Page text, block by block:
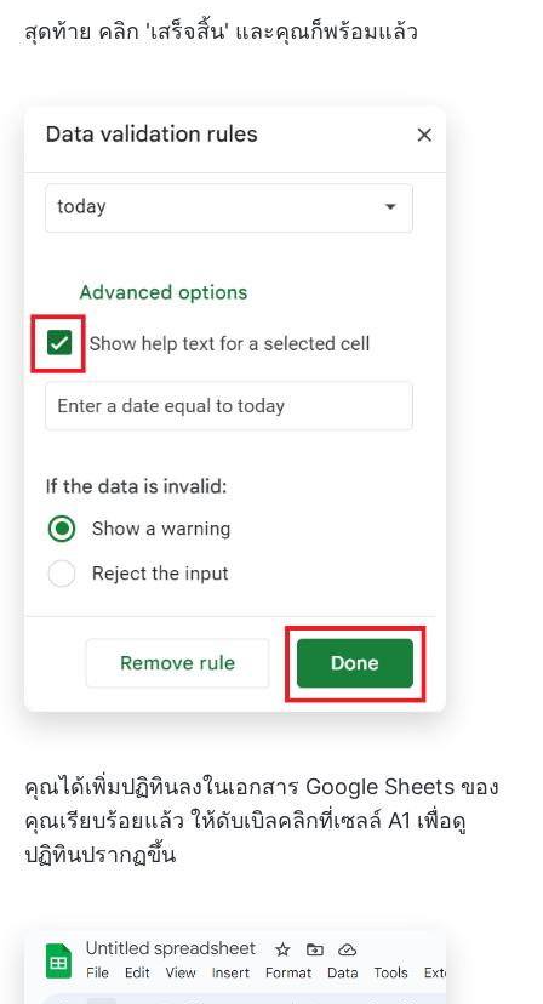
สุดท้าย คลิก 'เสร็จสิ้น' และคุณก็พร้อมแล้ว
คุณได้เพิ่มปฏิทินลงในเอกสาร Google Sheets ของ
คุณเรียบร้อยแล้ว ให้ดับเบิลคลิกที่เซลล์ A1 เพื่อดู
ปฏิทินปรากฏขึ้น